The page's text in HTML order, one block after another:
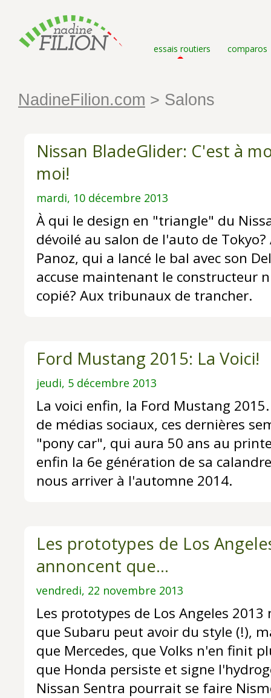
essais routiers comparos
NadineFilion.com > Salons
Nissan BladeGlider: C'est à
moi!
mardi, 10 décembre 2013
À qui le design en "triangle" du
dévoilé au salon de l'auto de Tokyo?
Panoz, qui a lancé le bal avec son
accuse maintenant le constructeur
copié? Aux tribunaux de trancher.
Ford Mustang 2015: La Voici!
jeudi, 5 décembre 2013
La voici enfin, la Ford Mustang
de médias sociaux, ces dernières
"pony car", qui aura 50 ans au
enfin la 6e génération de sa
nous arriver à l'automne 2014.
Les prototypes de Los
annoncent que...
vendredi, 22 novembre 2013
Les prototypes de Los Angeles
que Subaru peut avoir du style (!),
que Mercedes, que Volks n'en finit
que Honda persiste et signe
Nissan Sentra pourrait se faire